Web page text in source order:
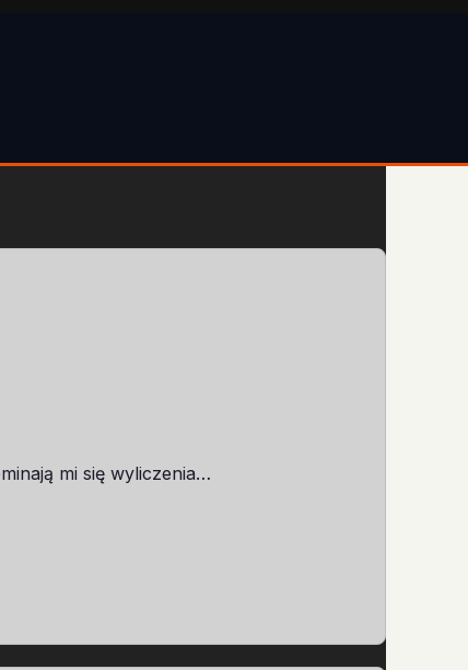
mi się wyliczenia…